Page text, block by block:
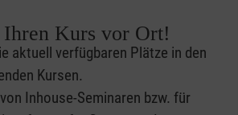
Ihren Kurs vor Ort!
aktuell verfügbaren Plätze in den
Kursen.
Inhouse-Seminaren bzw. für